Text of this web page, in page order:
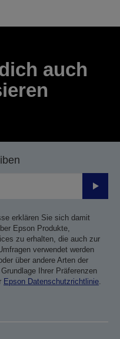
auch
erklären Sie sich damit
Epson Produkte,
zu erhalten, die auch zur
verwendet werden
über andere Arten der
Ihrer Präferenzen
Epson Datenschutzrichtlinie